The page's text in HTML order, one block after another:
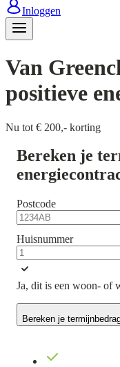
Inloggen
Van
positieve
Nu tot € 200,- korting
Bereken je
Postcode
Huisnummer
Ja, dit is een woon- of
Bereken je